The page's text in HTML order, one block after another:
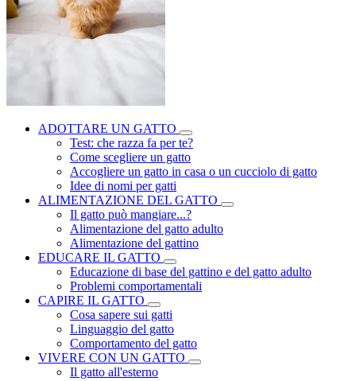
ADOTTARE UN GATTO
Test: che razza fa per te?
Come scegliere un gatto
Accogliere un gatto in casa o un cucciolo di gatto
Idee di nomi per gatti
ALIMENTAZIONE DEL GATTO
Il gatto può mangiare...?
Alimentazione del gatto adulto
Alimentazione del gattino
EDUCARE IL GATTO
Educazione di base del gattino e del gatto adulto
Problemi comportamentali
CAPIRE IL GATTO
Cosa sapere sui gatti
Linguaggio del gatto
Comportamento del gatto
VIVERE CON UN GATTO
Il gatto all'esterno